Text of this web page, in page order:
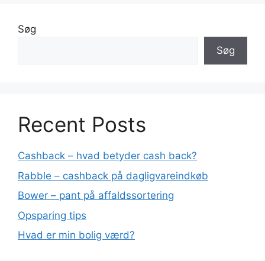
Søg
Søg
Recent Posts
Cashback – hvad betyder cash back?
Rabble – cashback på dagligvareindkøb
Bower – pant på affaldssortering
Opsparing tips
Hvad er min bolig værd?